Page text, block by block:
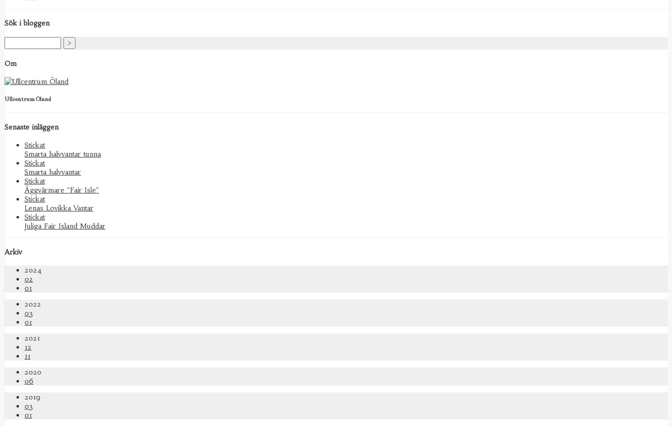
Sök i bloggen
Om
Ullcentrum Öland
Senaste inläggen
Stickat
Smarta halvvantar tunna
Stickat
Smarta halvvantar
Stickat
Äggvärmare "Fair Isle"
Stickat
Lenas Lovikka Vantar
Stickat
Juliga Fair Island Muddar
Arkiv
2024
02
01
2022
03
01
2021
12
11
2020
06
2019
03
01